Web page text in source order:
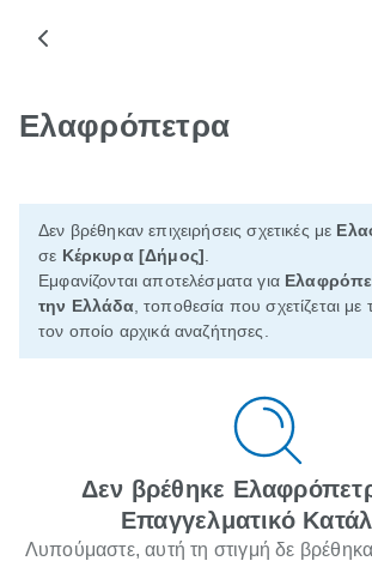
Ελαφρόπετρα
Δεν βρέθηκαν επιχειρήσεις σχετικές με
σε Κέρκυρα [Δήμος]
Εμφανίζονται αποτελέσματα για
την Ελλάδα, τοποθεσία που σχετίζεται με
τον οποίο αρχικά αναζήτησες.
Δεν βρέθηκε
Επαγγελματικό
Λυπούμαστε, αυτή τη στιγμή δε